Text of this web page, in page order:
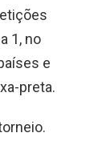
1, no
e
preta.